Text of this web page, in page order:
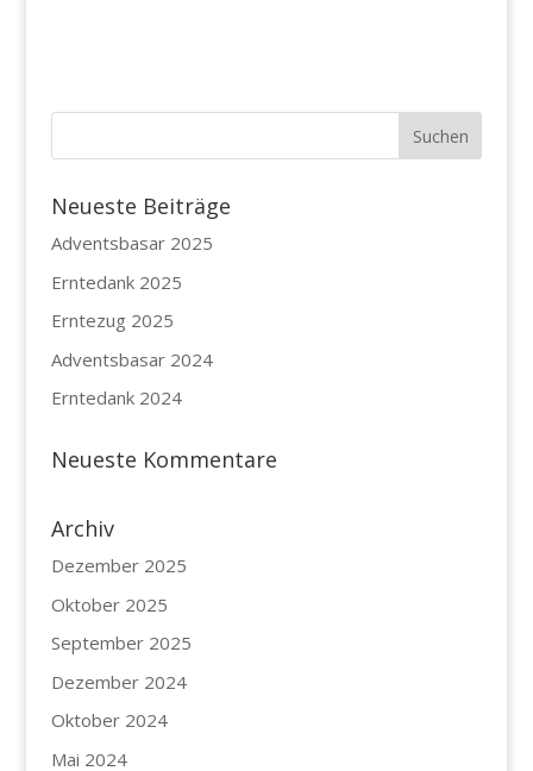
Neueste Beiträge
Adventsbasar 2025
Erntedank 2025
Erntezug 2025
Adventsbasar 2024
Erntedank 2024
Neueste Kommentare
Archiv
Dezember 2025
Oktober 2025
September 2025
Dezember 2024
Oktober 2024
Mai 2024